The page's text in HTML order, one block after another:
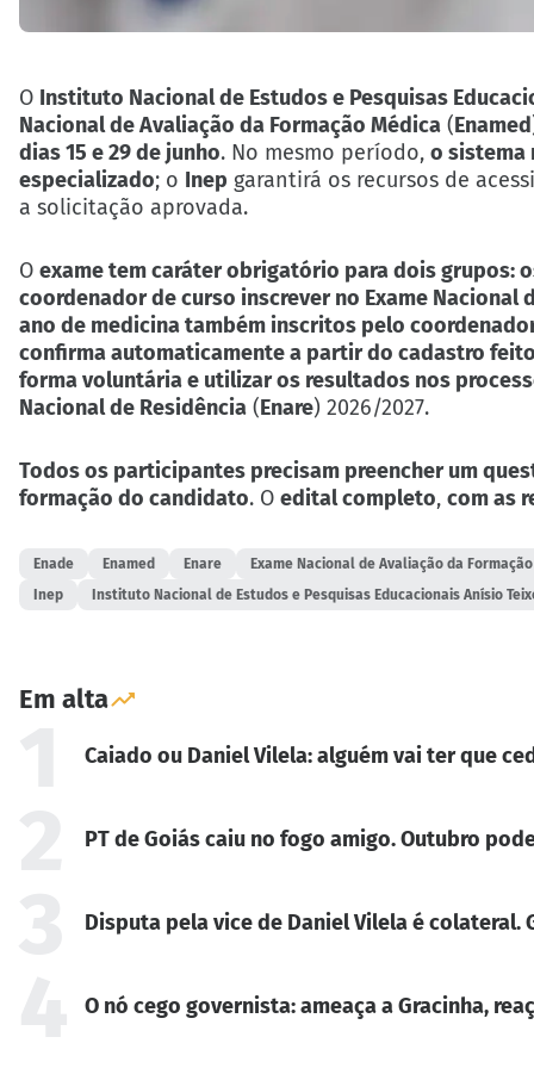
O Instituto Nacional de Estudos e Pesquisas
Nacional de Avaliação da Formação Médica (Enamed
dias 15 e 29 de junho. No mesmo período, o sistema
especializado; o Inep garantirá os recursos de
a solicitação aprovada.
O exame tem caráter obrigatório para dois grupos:
coordenador de curso inscrever no Exame Nacional
ano de medicina também inscritos pelo
confirma automaticamente a partir do cadastro
forma voluntária e utilizar os resultados nos
Nacional de Residência (Enare) 2026/2027.
Todos os participantes precisam preencher um
formação do candidato. O edital completo, com as
Enade Enamed Enare
Exame Nacional de Avaliação da
Inep
Instituto Nacional de Estudos e Pesquisas Educacionais Anísio
Em alta
Caiado ou Daniel Vilela: alguém vai ter que
PT de Goiás caiu no fogo amigo. Outubro
Disputa pela vice de Daniel Vilela é colateral.
O nó cego governista: ameaça a Gracinha,